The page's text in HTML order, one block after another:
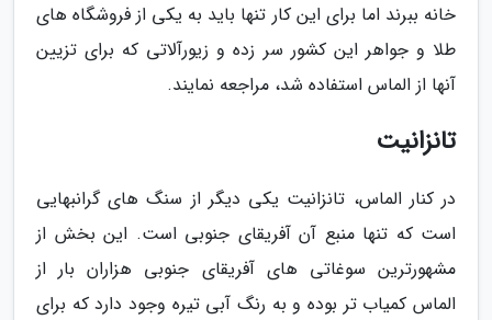
خانه ببرند اما برای این کار تنها باید به یکی از فروشگاه های
طلا و جواهر این کشور سر زده و زیورآلاتی که برای تزیین
آنها از الماس استفاده شد، مراجعه نمایند.
تانزانیت
در کنار الماس، تانزانیت یکی دیگر از سنگ های گرانبهایی
است که تنها منبع آن آفریقای جنوبی است. این بخش از
مشهورترین سوغاتی های آفریقای جنوبی هزاران بار از
الماس کمیاب تر بوده و به رنگ آبی تیره وجود دارد که برای